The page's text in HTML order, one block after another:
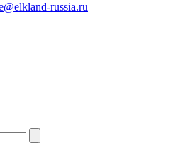
russia.ru